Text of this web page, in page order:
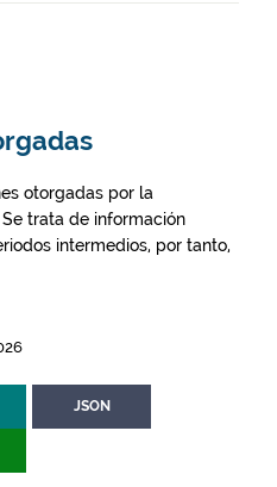
otorgadas por la
trata de información
intermedios, por tanto,
JSON